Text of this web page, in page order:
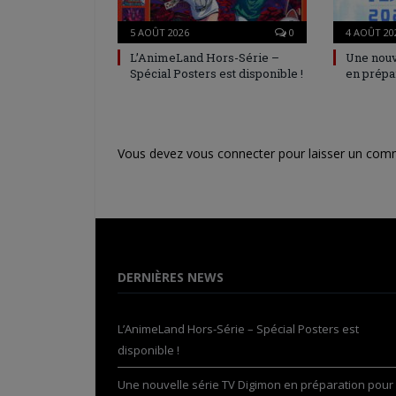
5 AOÛT 2026 0
L’AnimeLand Hors-Série –
Spécial Posters est disponible !
4 AOÛT
Une
en
Vous devez vous connecter pour laisser un
DERNIÈRES NEWS
L’AnimeLand Hors-Série – Spécial Posters est
disponible !
Une nouvelle série TV Digimon en préparation pour